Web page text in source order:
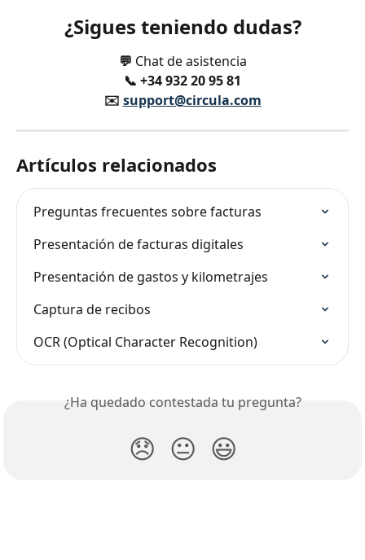
¿Sigues teniendo dudas?
💬 Chat de asistencia
📞 +34 932 20 95 81
✉️ support@circula.com
Artículos relacionados
Preguntas frecuentes sobre facturas
Presentación de facturas digitales
Presentación de gastos y kilometrajes
Captura de recibos
OCR (Optical Character Recognition)
¿Ha quedado contestada tu pregunta?
😞 😐 😃